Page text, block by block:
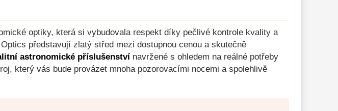
optiky, která si vybudovala respekt díky pečlivé kontrole kvality a
představují zlatý střed mezi dostupnou cenou a skutečně
astronomické příslušenství navržené s ohledem na reálné potřeby
který vás bude provázet mnoha pozorovacími nocemi a spolehlivě